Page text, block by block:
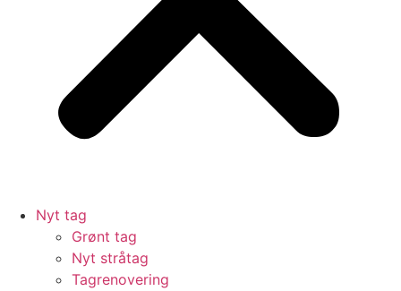
Nyt tag
Grønt tag
Nyt stråtag
Tagrenovering